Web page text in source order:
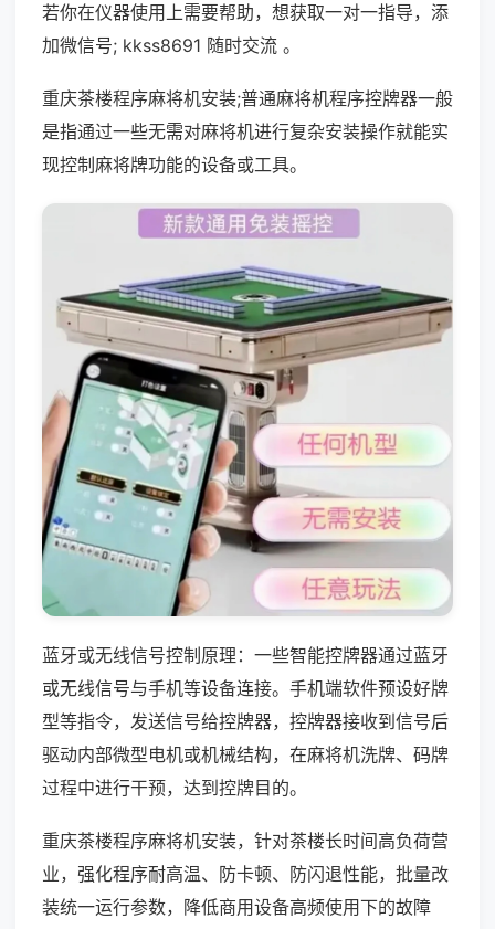
若你在仪器使用上需要帮助，想获取一对一指导，添
加微信号; kkss8691 随时交流 。
重庆茶楼程序麻将机安装;普通麻将机程序控牌器一般
是指通过一些无需对麻将机进行复杂安装操作就能实
现控制麻将牌功能的设备或工具。
蓝牙或无线信号控制原理：一些智能控牌器通过蓝牙
或无线信号与手机等设备连接。手机端软件预设好牌
型等指令，发送信号给控牌器，控牌器接收到信号后
驱动内部微型电机或机械结构，在麻将机洗牌、码牌
过程中进行干预，达到控牌目的。
重庆茶楼程序麻将机安装，针对茶楼长时间高负荷营
业，强化程序耐高温、防卡顿、防闪退性能，批量改
装统一运行参数，降低商用设备高频使用下的故障